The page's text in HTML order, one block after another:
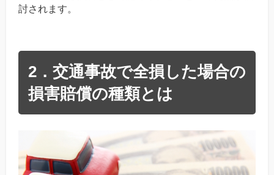
討されます。
2．交通事故で全損した場合の
損害賠償の種類とは